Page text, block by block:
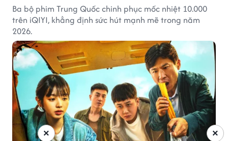
Ba bộ phim Trung Quốc chinh phục mốc nhiệt 10.000
trên iQIYI, khẳng định sức hút mạnh mẽ trong năm
2026.
×
×